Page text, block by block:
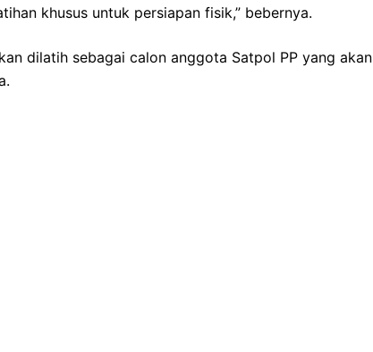
khusus untuk persiapan fisik,” bebernya.
dilatih sebagai calon anggota Satpol PP yang akan